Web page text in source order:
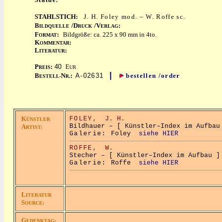
STAHLSTICH:
J. H. Foley mod. – W. Roffe sc.
BILDQUELLE /DRUCK /VERLAG:
FORMAT: Bildgröße: ca. 225 x 90 mm in 4to.
KOMMENTAR:
LITERATUR:
x
PREIS: 40 EUR
BESTELL-NR.: A-02631 | bestellen /order
KÜNSTLER
ARTIST:
FOLEY,
J. H.
Bildhauer – [ Künstler–Index im
Galerie: Foley siehe HIER
ROFFE,
W.
Stecher – [ Künstler–Index im Aufbau ]
Galerie: Roffe siehe HIER
LITERATUR
SOURCE:
GEDENKTAG: